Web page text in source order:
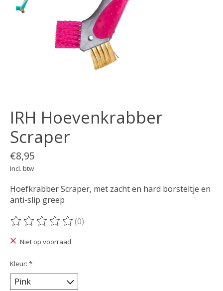
IRH Hoevenkrabber
Scraper
€8,95
Incl. btw
Hoefkrabber Scraper, met zacht en hard borsteltje en
anti-slip greep
De beoordeling van dit product is
(0)
Niet op voorraad
Kleur: *